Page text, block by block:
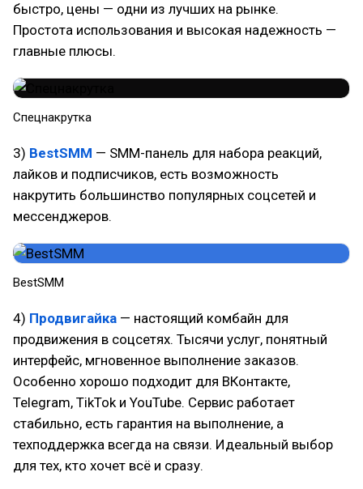
быстро, цены — одни из лучших на рынке.
Простота использования и высокая надежность —
главные плюсы.
Спецнакрутка
3) BestSMM — SMM-панель для набора реакций,
лайков и подписчиков, есть возможность
накрутить большинство популярных соцсетей и
мессенджеров.
BestSMM
4) Продвигайка — настоящий комбайн для
продвижения в соцсетях. Тысячи услуг, понятный
интерфейс, мгновенное выполнение заказов.
Особенно хорошо подходит для ВКонтакте,
Telegram, TikTok и YouTube. Сервис работает
стабильно, есть гарантия на выполнение, а
техподдержка всегда на связи. Идеальный выбор
для тех, кто хочет всё и сразу.